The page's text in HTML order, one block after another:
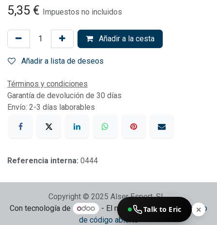
5,35 € Impuestos no incluidos
Añadir a la cesta
Añadir a lista de deseos
Términos y condiciones
Garantía de devolución de 30 días
Envío: 2-3 días laborables
Referencia interna: 0444
Copyright © 2025 Alser Esport, SL
Con tecnología de
- El mejorComercio electrónico
de código abierto
Talk to Eric ✕